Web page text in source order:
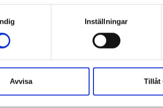
Inställningar
Avvisa Tillåt
i Göteborg
Grundskolläraren
Elevernas
språket